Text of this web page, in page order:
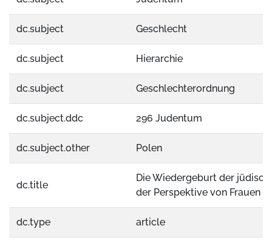
dc.subject Geschlecht
dc.subject Hierarchie
dc.subject Geschlechterordnung
dc.subject.ddc 296 Judentum
dc.subject.other Polen
dc.title
Die Wiedergeburt der
der Perspektive von Frauen
dc.type article